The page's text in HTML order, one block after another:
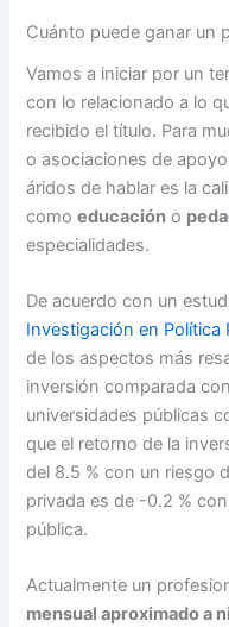
Cuánto puede ganar un
Vamos a iniciar por un
con lo relacionado a lo
recibido el título. Para
o asociaciones de
áridos de hablar es la
comoeducación o
especialidades.
De acuerdo con un
Investigación en Política
de los aspectos más
inversión comparada
universidades públicas
que el retorno de la
del 8.5 % con un riesgo
privada es de -0.2 %
pública.
Actualmente un
mensual aproximado a